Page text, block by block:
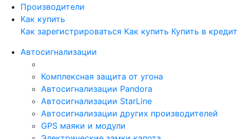
Производители
Как купить
Как зарегистрироваться Как купить Купить в кредит
Автосигнализации
Комплексная защита от угона
Автосигнализации Pandora
Автосигнализации StarLine
Автосигнализации других производителей
GPS маяки и модули